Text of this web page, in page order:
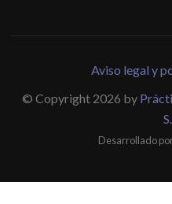
Aviso legal y
© Copyright 2026 by
Desarrollado